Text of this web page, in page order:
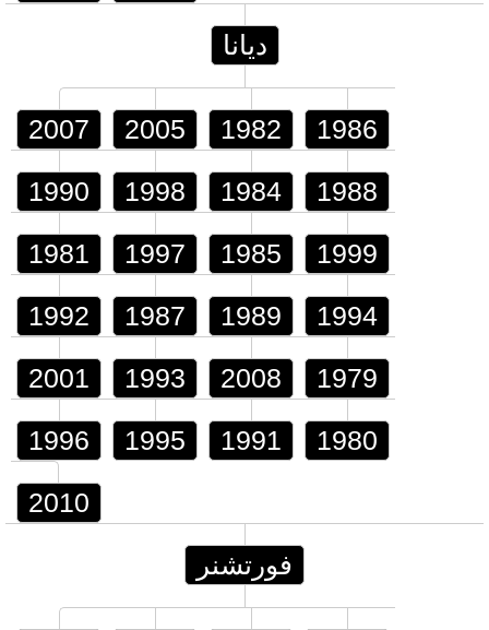
ديانا
2007 2005 1982 1986
1990 1998 1984 1988
1981 1997 1985 1999
1992 1987 1989 1994
2001 1993 2008 1979
1996 1995 1991 1980
2010
فورتشنر